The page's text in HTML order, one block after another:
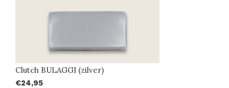
Clutch BULAGGI (zilver)
€24,95